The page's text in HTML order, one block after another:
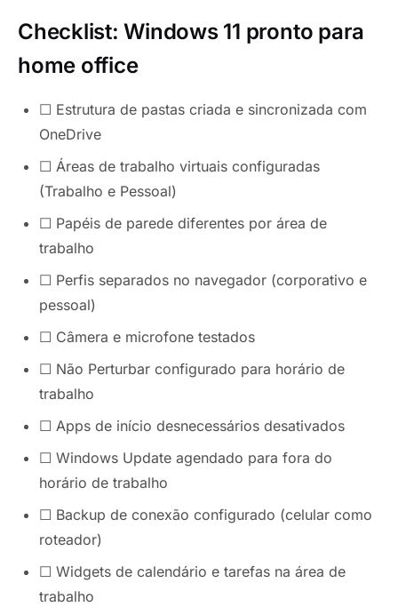
Checklist: Windows 11 pronto para
home office
☐ Estrutura de pastas criada e sincronizada com
OneDrive
☐ Áreas de trabalho virtuais configuradas
(Trabalho e Pessoal)
☐ Papéis de parede diferentes por área de
trabalho
☐ Perfis separados no navegador (corporativo e
pessoal)
☐ Câmera e microfone testados
☐ Não Perturbar configurado para horário de
trabalho
☐ Apps de início desnecessários desativados
☐ Windows Update agendado para fora do
horário de trabalho
☐ Backup de conexão configurado (celular como
roteador)
☐ Widgets de calendário e tarefas na área de
trabalho